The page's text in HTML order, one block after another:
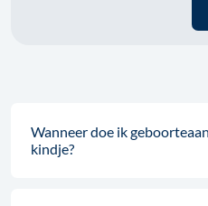
Wanneer doe ik
kindje?